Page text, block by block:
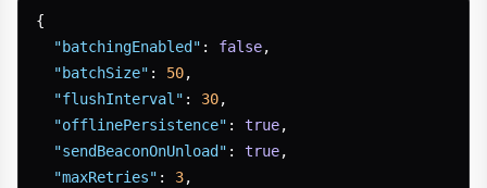
{
"batchingEnabled" : false,
"batchSize" : 50,
"flushInterval" : 30,
"offlinePersistence" : true,
"sendBeaconOnUnload" : true,
"maxRetries" : 3,